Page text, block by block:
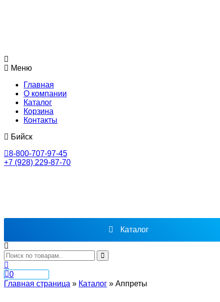
Меню
Главная
О компании
Каталог
Корзина
Контакты
Бийск
8-800-707-97-45
+7 (928) 229-87-70
Каталог
0
Главная страница » Каталог » Аппреты